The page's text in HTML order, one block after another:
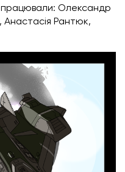
працювали: Олександр
Анастасія Рантюк,